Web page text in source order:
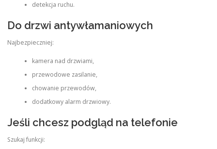
detekcja ruchu.
Do drzwi antywłamaniowych
Najbezpieczniej:
kamera nad drzwiami,
przewodowe zasilanie,
chowanie przewodów,
dodatkowy alarm drzwiowy.
Jeśli chcesz podgląd na telefonie
Szukaj funkcji: